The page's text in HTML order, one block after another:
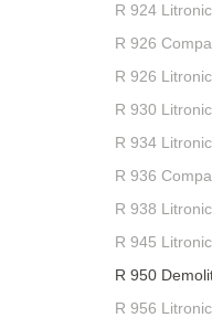
R 924 Litronic
R 926
R 926 Litronic
R 930 Litronic
R 934 Litronic
R 936
R 938 Litronic
R 945 Litronic
R 950
R 956 Litronic